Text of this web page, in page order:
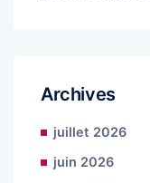
Archives
juillet 2026
juin 2026